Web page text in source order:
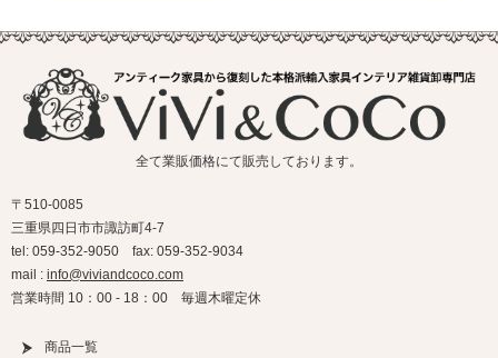
全て業販価格にて販売しております。
〒510-0085
三重県四日市市諏訪町4-7
tel: 059-352-9050 fax: 059-352-9034
mail : info@viviandcoco.com
営業時間 10：00 - 18：00 毎週木曜定休
商品一覧